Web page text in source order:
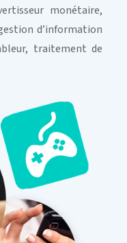
monétaire,
d’information
traitement de